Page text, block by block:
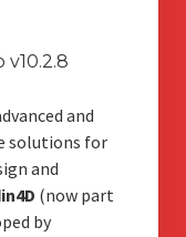
and
solutions for
and
(now part
by